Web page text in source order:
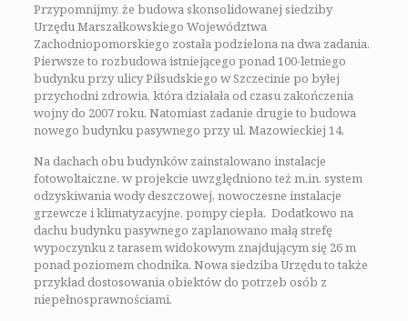
Przypomnijmy, że budowa skonsolidowanej siedziby
Urzędu Marszałkowskiego Województwa
Zachodniopomorskiego została podzielona na dwa zadania.
Pierwsze to rozbudowa istniejącego ponad 100-letniego
budynku przy ulicy Piłsudskiego w Szczecinie po byłej
przychodni zdrowia, która działała od czasu zakończenia
wojny do 2007 roku. Natomiast zadanie drugie to budowa
nowego budynku pasywnego przy ul. Mazowieckiej 14.
Na dachach obu budynków zainstalowano instalacje
fotowoltaiczne, w projekcie uwzględniono też m.in. system
odzyskiwania wody deszczowej, nowoczesne instalacje
grzewcze i klimatyzacyjne, pompy ciepła. Dodatkowo na
dachu budynku pasywnego zaplanowano małą strefę
wypoczynku z tarasem widokowym znajdującym się 26 m
ponad poziomem chodnika. Nowa siedziba Urzędu to także
przykład dostosowania obiektów do potrzeb osób z
niepełnosprawnościami.